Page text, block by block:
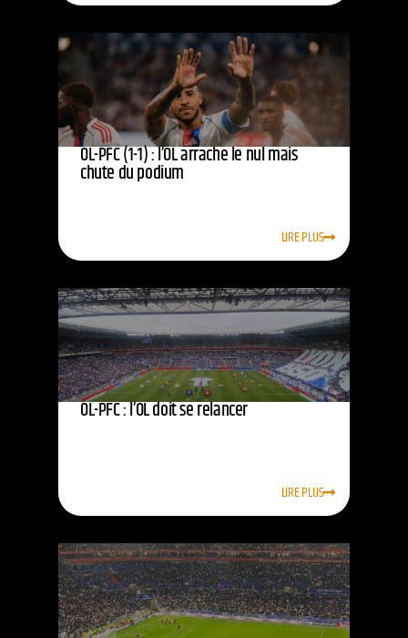
OL-PFC (1-1) : l’OL arrache le nul mais
chute du podium
LIRE PLUS
OL-PFC : l’OL doit se relancer
LIRE PLUS